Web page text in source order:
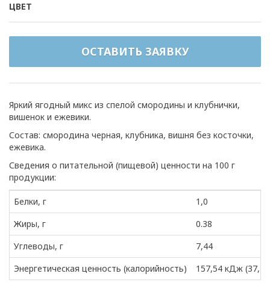
ЦВЕТ
ОСТАВИТЬ ЗАЯВКУ
Яркий ягодный микс из спелой смородины и клубнички,
вишенок и ежевики.
Состав: смородина черная, клубника, вишня без косточки,
ежевика.
Сведения о питательной (пищевой) ценности на 100 г
продукции:
Белки, г
1,0
Жиры, г
0.38
Углеводы, г
7,44
Энергетическая ценность (калорийность)
157,54 кДж